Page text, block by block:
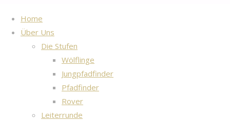
Home
Über Uns
Die Stufen
Wölflinge
Jungpfadfinder
Pfadfinder
Rover
Leiterrunde
Start
Archiv für die
Kategorie
Kategorie:
Lager
Hier findet
Lager
Aktionen